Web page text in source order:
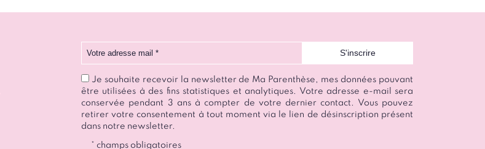
Votre adresse mail
Je souhaite recevoir la newsletter de Ma Parenthèse, mes données pouvant
être utilisées à des fins statistiques et analytiques. Votre adresse e-mail sera
conservée pendant 3 ans à compter de votre dernier contact. Vous pouvez
retirer votre consentement à tout moment via le lien de désinscription présent
dans notre newsletter.
* champs obligatoires